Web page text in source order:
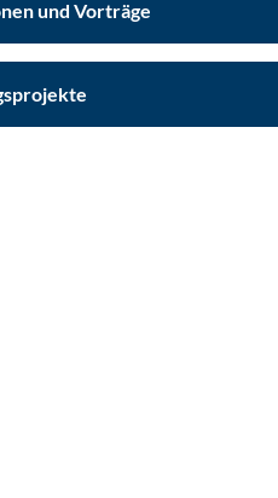
und Vorträge